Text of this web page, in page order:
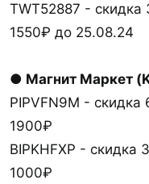
TWT52887 - скидка
1550₽ до 25.08.24
● Магнит Маркет
PIPVFN9M - скидка
1900₽
BIPKHFXP - скидка
1000₽